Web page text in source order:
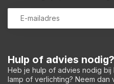
Hulp of advies nodig?
Heb je hulp of advies nodig
lamp of verlichting? Neem